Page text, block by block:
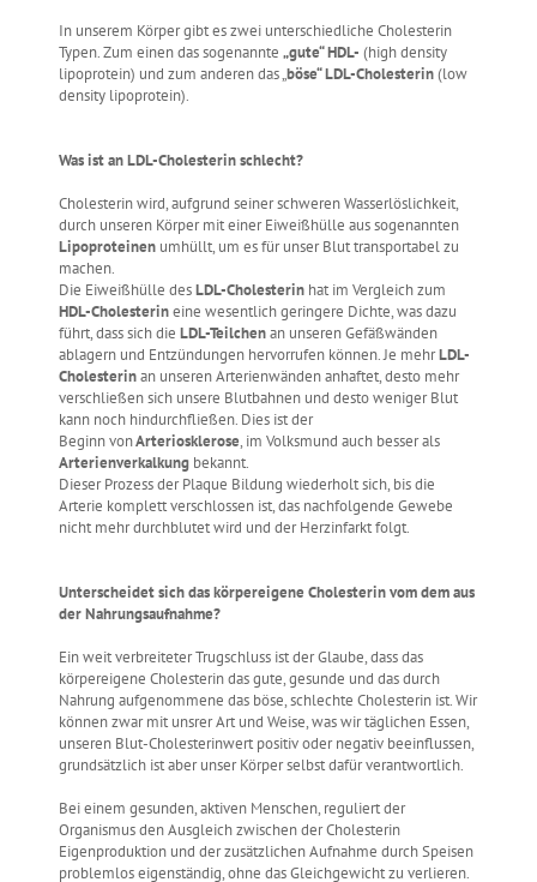
In unserem Körper gibt es zwei unterschiedliche Cholesterin
Typen. Zum einen das sogenannte „gute“ HDL- (high density
lipoprotein) und zum anderen das „böse“ LDL-Cholesterin(low
density lipoprotein).
Was ist an LDL-Cholesterin schlecht?
Cholesterin wird, aufgrund seiner schweren Wasserlöslichkeit,
durch unseren Körper mit einer Eiweißhülle aus sogenannten
Lipoproteinenumhüllt, um es für unser Blut transportabel zu
machen.
Die Eiweißhülle desLDL-Cholesterinhat im Vergleich zum
HDL-Cholesterineine wesentlich geringere Dichte, was dazu
führt, dass sich die LDL-Teilchenan unseren Gefäßwänden
ablagern und Entzündungen hervorrufen können. Je mehrLDL-
Cholesterinan unseren Arterienwänden anhaftet, desto mehr
verschließen sich unsere Blutbahnen und desto weniger Blut
kann noch hindurchfließen. Dies ist der
Beginn vonArteriosklerose, im Volksmund auch besser als
Arterienverkalkungbekannt.
Dieser Prozess der Plaque Bildung wiederholt sich, bis die
Arterie komplett verschlossen ist, das nachfolgende Gewebe
nicht mehr durchblutet wird und der Herzinfarkt folgt.
Unterscheidet sich das körpereigene Cholesterin vom dem aus
der Nahrungsaufnahme?
Ein weit verbreiteter Trugschluss ist der Glaube, dass das
körpereigene Cholesterin das gute, gesunde und das durch
Nahrung aufgenommene das böse, schlechte Cholesterin ist. Wir
können zwar mit unsrer Art und Weise, was wir täglichen Essen,
unseren Blut-Cholesterinwert positiv oder negativ beeinflussen,
grundsätzlich ist aber unser Körper selbst dafür verantwortlich.
Bei einem gesunden, aktiven Menschen, reguliert der
Organismus den Ausgleich zwischen der Cholesterin
Eigenproduktion und der zusätzlichen Aufnahme durch Speisen
problemlos eigenständig, ohne das Gleichgewicht zu verlieren.